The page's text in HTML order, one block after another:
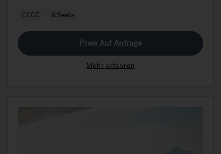
€€€€ 6 Seats
Preis Auf Anfrage
Mehr erfahren